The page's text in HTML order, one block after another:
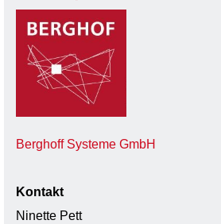
Berghoff Systeme GmbH
Kontakt
Ninette Pett